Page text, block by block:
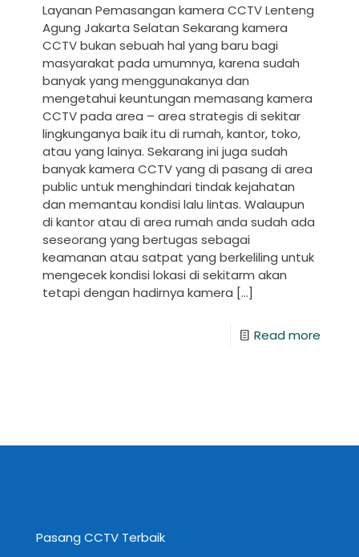
Layanan Pemasangan kamera CCTV Lenteng
Agung Jakarta Selatan Sekarang kamera
CCTV bukan sebuah hal yang baru bagi
masyarakat pada umumnya, karena sudah
banyak yang menggunakanya dan
mengetahui keuntungan memasang kamera
CCTV pada area – area strategis di sekitar
lingkunganya baik itu di rumah, kantor, toko,
atau yang lainya. Sekarang ini juga sudah
banyak kamera CCTV yang di pasang di area
public untuk menghindari tindak kejahatan
dan memantau kondisi lalu lintas. Walaupun
di kantor atau di area rumah anda sudah ada
seseorang yang bertugas sebagai
keamanan atau satpat yang berkeliling untuk
mengecek kondisi lokasi di sekitarm akan
tetapi dengan hadirnya kamera […]
Read more
Pasang CCTV Terbaik